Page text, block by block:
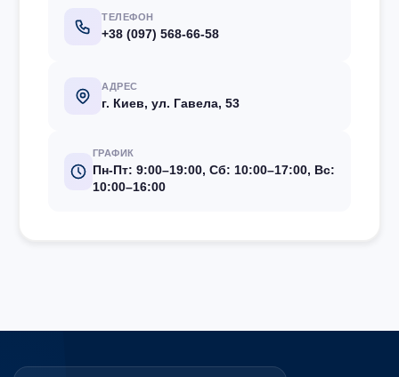
ТЕЛЕФОН
+38 (097) 568-66-58
АДРЕС
г. Киев, ул. Гавела, 53
ГРАФИК
Пн-Пт: 9:00–19:00, Сб: 10:00–17:00, Вс:
10:00–16:00